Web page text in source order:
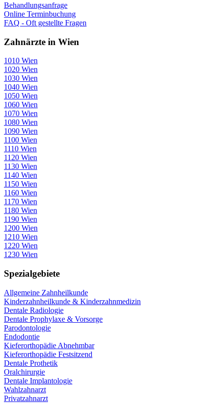
Behandlungsanfrage
Online Terminbuchung
FAQ - Oft gestellte Fragen
Zahnärzte in Wien
1010 Wien
1020 Wien
1030 Wien
1040 Wien
1050 Wien
1060 Wien
1070 Wien
1080 Wien
1090 Wien
1100 Wien
1110 Wien
1120 Wien
1130 Wien
1140 Wien
1150 Wien
1160 Wien
1170 Wien
1180 Wien
1190 Wien
1200 Wien
1210 Wien
1220 Wien
1230 Wien
Spezialgebiete
Allgemeine Zahnheilkunde
Kinderzahnheilkunde & Kinderzahnmedizin
Dentale Radiologie
Dentale Prophylaxe & Vorsorge
Parodontologie
Endodontie
Kieferorthopädie Abnehmbar
Kieferorthopädie Festsitzend
Dentale Prothetik
Oralchirurgie
Dentale Implantologie
Wahlzahnarzt
Privatzahnarzt